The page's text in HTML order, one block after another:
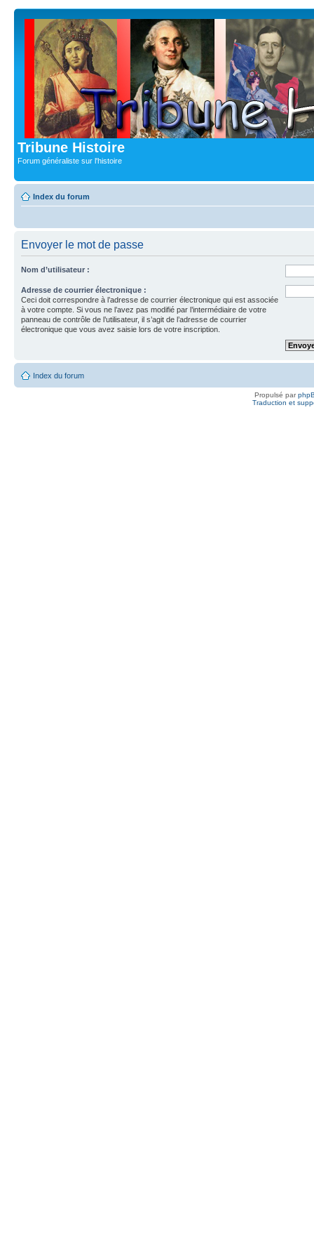
Tribune Histoire
Forum généraliste sur l'histoire
Index du forum
Envoyer le mot de passe
Nom d’utilisateur :
Adresse de courrier électronique :
Ceci doit correspondre à l’adresse de courrier électronique qui est associée
à votre compte. Si vous ne l’avez pas modifié par l’intermédiaire de votre
panneau de contrôle de l’utilisateur, il s’agit de l’adresse de courrier
électronique que vous avez saisie lors de votre inscription.
Index du forum
Propulsé par
Traduction et